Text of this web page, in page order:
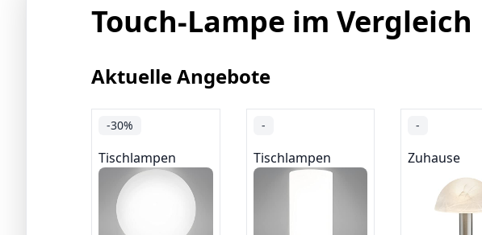
Touch-Lampe im Vergleich
Aktuelle Angebote
-30%
Tischlampen
-
Tischlampen
-
Zuhause